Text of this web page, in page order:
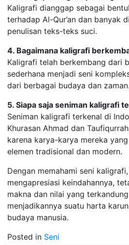
Kaligrafi dianggap sebagai
terhadap Al-Qur’an dan banyak
penulisan teks-teks suci.
4. Bagaimana kaligrafi
Kaligrafi telah berkembang dari
sederhana menjadi seni
dari berbagai budaya dan zaman.
5. Siapa saja seniman kaligrafi
Seniman kaligrafi terkenal di
Khurasan Ahmad dan
karena karya-karya mereka
elemen tradisional dan modern.
Dengan memahami seni
mengapresiasi keindahannya,
makna dan nilai yang
menjadikannya suatu harta
budaya manusia.
Posted in Seni